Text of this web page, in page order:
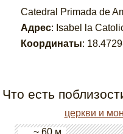
Catedral Primada de
Адрес: Isabel la
Координаты:
Что есть
церкви и
~ 60 м.